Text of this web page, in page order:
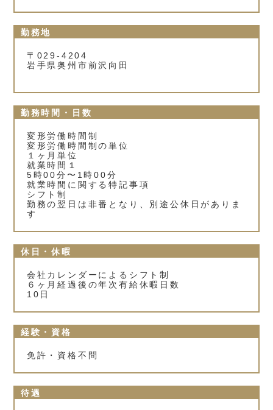
勤務地
〒029-4204
岩手県奥州市前沢向田
勤務時間・日数
変形労働時間制
変形労働時間制の単位
１ヶ月単位
就業時間１
5時00分〜1時00分
就業時間に関する特記事項
シフト制
勤務の翌日は非番となり、別途公休日がありま
す
休日・休暇
会社カレンダーによるシフト制
６ヶ月経過後の年次有給休暇日数
10日
経験・資格
免許・資格不問
待遇